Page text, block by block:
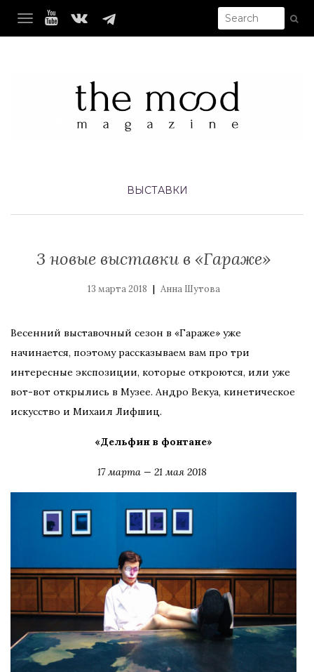
TOGGLE NAVIGATION
ВЫСТАВКИ
3 новые выставки в «Гараже»
13 марта 2018 | Анна Шутова
Весенний выставочный сезон в «Гараже» уже
начинается, поэтому рассказываем вам про три
интересные экспозиции, которые откроются, или уже
вот-вот открылись в Музее. Андро Векуа, кинетическое
искусство и Михаил Лифшиц.
«Дельфин в фонтане»
17 марта — 21 мая 2018